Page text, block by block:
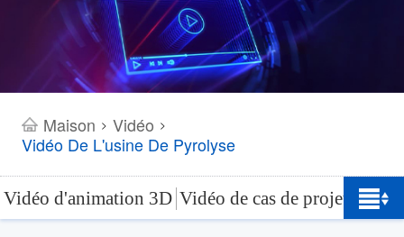
Maison > Vidéo >
Vidéo De L'usine De Pyrolyse
Vidéo d'animation 3D Vidéo de cas de projet